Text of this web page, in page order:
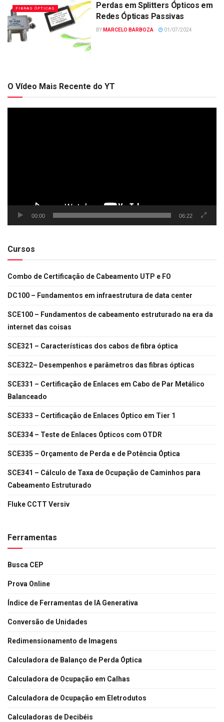
FIBRAS ÓPTICAS
Perdas em Splitters Ópticos em
Redes Ópticas Passivas
BY MARCELO BARBOZA 01/07/2024
O Vídeo Mais Recente do YT
00:00 06:22
Cursos
Combo de Certificação de Cabeamento UTP e FO
DC100 – Fundamentos em infraestrutura de data center
SCE100 – Fundamentos de cabeamento estruturado na era da
internet das coisas
SCE321 – Características dos cabos de fibra óptica
SCE322– Desempenhos e parâmetros das fibras ópticas
SCE331 – Certificação de Enlaces em Cabo de Par Metálico
Balanceado
SCE333 – Certificação de Enlaces Óptico em Tier 1
SCE334 – Teste de Enlaces Ópticos com OTDR
SCE335 – Orçamento de Perda e de Potência Óptica
SCE341 – Cálculo de Taxa de Ocupação de Caminhos para
Cabeamento Estruturado
Fluke CCTT Versiv
Ferramentas
Busca CEP
Prova Online
Índice de Ferramentas de IA Generativa
Conversão de Unidades
Redimensionamento de Imagens
Calculadora de Balanço de Perda Óptica
Calculadora de Ocupação em Calhas
Calculadora de Ocupação em Eletrodutos
Calculadoras de Decibéis